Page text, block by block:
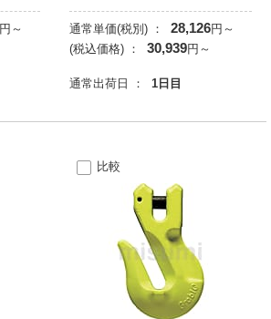
円 ～
通常単価(税別) ： 28,126円 ～
(税込価格) ：
30,939円 ～
通常出荷日 ： 1日目
比較